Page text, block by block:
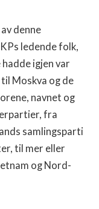
denne
ledende folk,
igjen var
Moskva og de
navnet og
fra
samlingsparti
til mer eller
og Nord-